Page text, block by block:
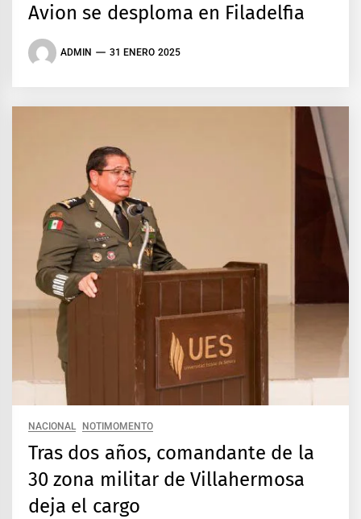
Avion se desploma en Filadelfia
ADMIN 31 ENERO 2025
NACIONAL NOTIMOMENTO
Tras dos años, comandante de la
30 zona militar de Villahermosa
deja el cargo